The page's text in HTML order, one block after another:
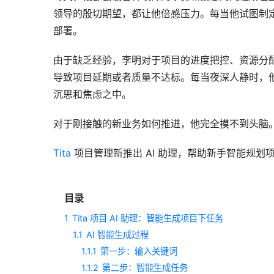
领导的殷切期望，都让他倍感压力。每当他试图
部署。
由于缺乏经验，李明对于项目的进度把控、资源
导致项目延期或者质量不达标。每当夜深人静时
沉思和焦虑之中。
对于刚接触的新业务如何推进，他完全摸不到头脑
Tita 项目管理新推出 AI 助理，帮助新手智能规划
目录
1 Tita 项目 AI 助理：智能生成项目下任务
1.1 AI 智能生成过程
1.1.1 第一步：输入关键词
1.1.2 第二步：智能生成任务